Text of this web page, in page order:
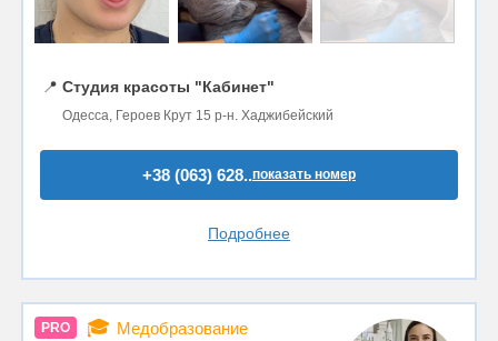
📍 Студия красоты "Кабинет"
Одесса, Героев Крут 15 р-н. Хаджибейский
+38 (063) 628..показать номер
Подробнее
PRO 🎓 Медобразование